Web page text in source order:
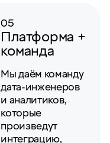
05
Платформа +
команда
Мы даём команду
дата-инженеров
и аналитиков,
которые
произведут
интеграцию,